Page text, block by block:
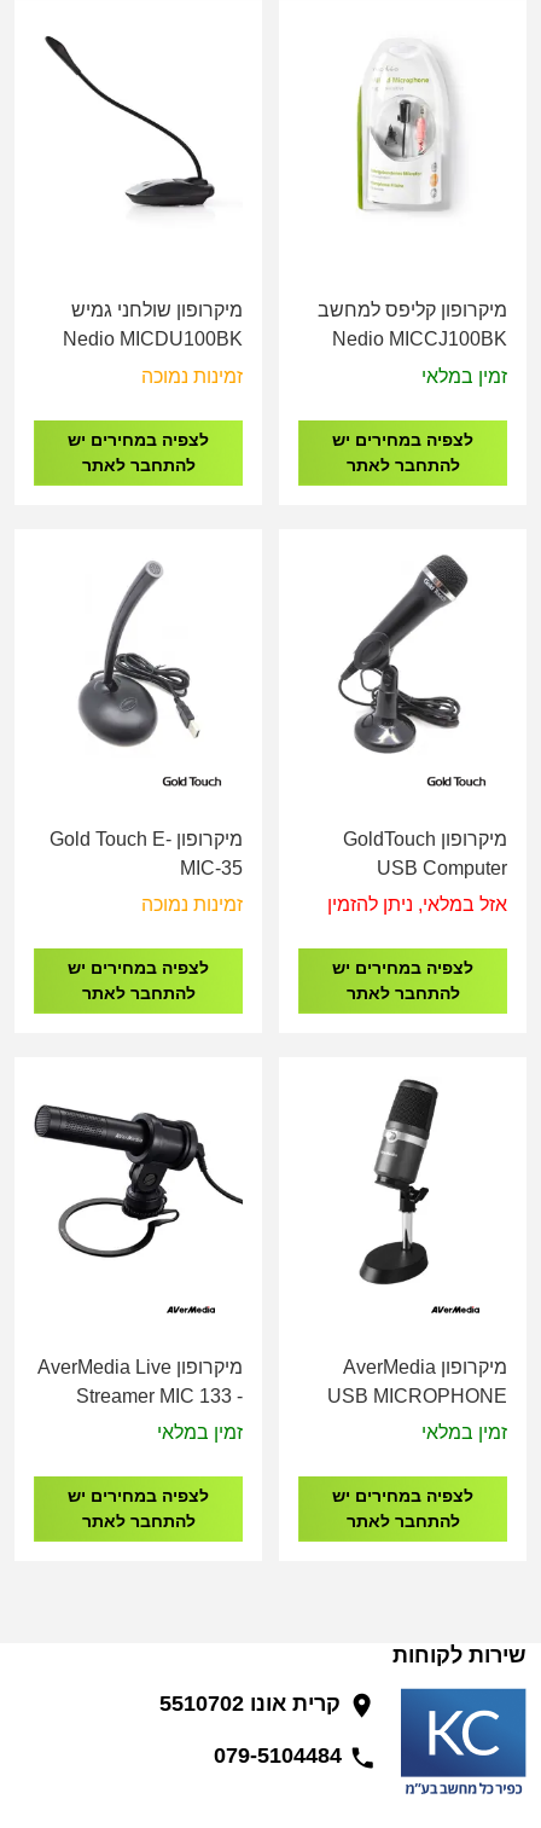
מיקרופון קליפס למחשב
Nedio MICCJ100BK
זמין במלאי
לצפיה במחירים יש
להתחבר לאתר
מיקרופון שולחני גמיש
Nedio MICDU100BK
זמינות נמוכה
לצפיה במחירים יש
להתחבר לאתר
מיקרופון GoldTouch
USB Computer
Microphone MC-50
אזל במלאי, ניתן להזמין
לצפיה במחירים יש
להתחבר לאתר
מיקרופון Gold Touch E-
MIC-35
זמינות נמוכה
לצפיה במחירים יש
להתחבר לאתר
מיקרופון AverMedia
USB MICROPHONE
AM310
זמין במלאי
לצפיה במחירים יש
להתחבר לאתר
מיקרופון AverMedia Live
Streamer MIC 133 -
AM133
זמין במלאי
לצפיה במחירים יש
להתחבר לאתר
שירות לקוחות
קרית אונו 5510702